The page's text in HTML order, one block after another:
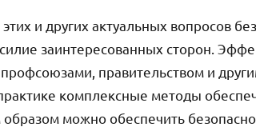
и других актуальных вопросов
заинтересованных сторон.
правительством и
комплексные методы
образом можно обеспечить